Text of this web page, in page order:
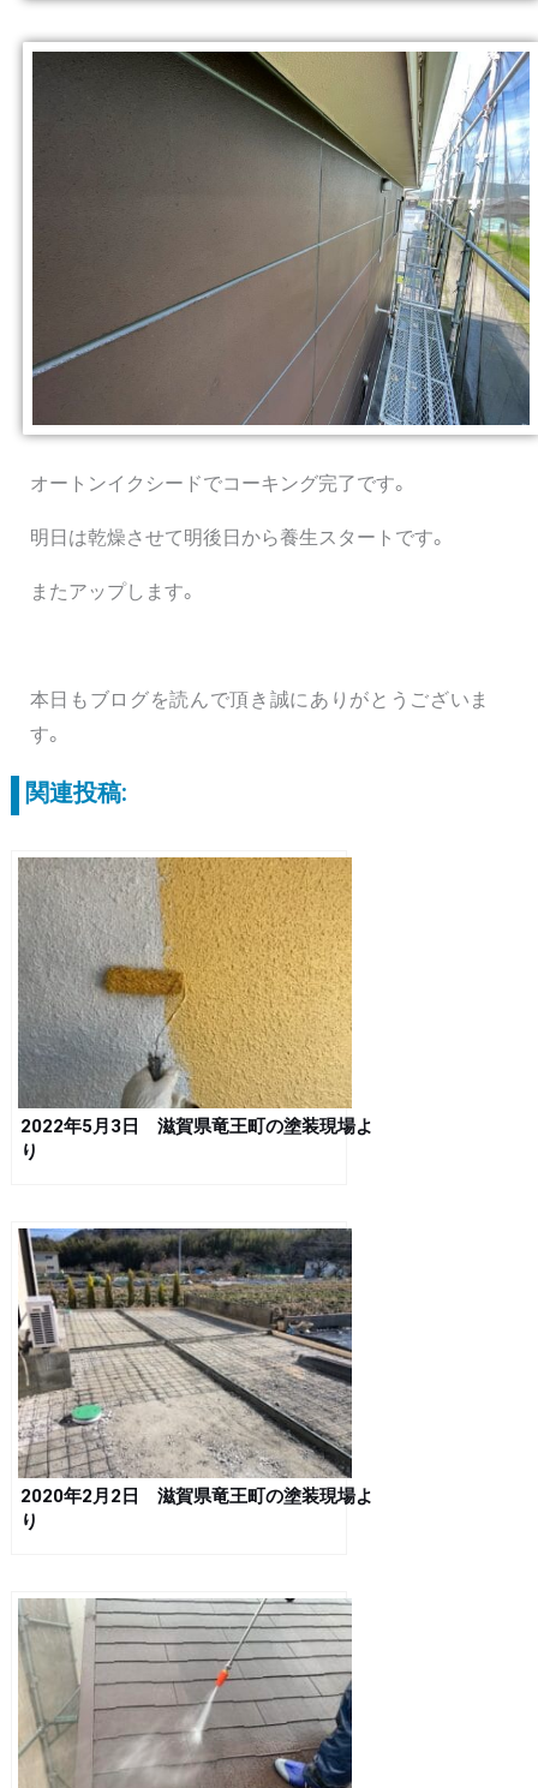
オートンイクシードでコーキング完了です。
明日は乾燥させて明後日から養生スタートです。
またアップします。
本日もブログを読んで頂き誠にありがとうございま
す。
関連投稿:
2022年5月3日 滋賀県竜王町の塗装現場よ
り
2020年2月2日 滋賀県竜王町の塗装現場よ
り